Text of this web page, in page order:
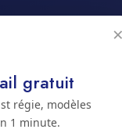
gratuit
régie, modèles
1 minute.